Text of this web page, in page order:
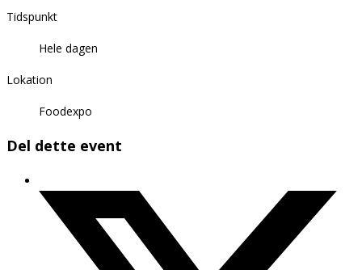
Tidspunkt
Hele dagen
Lokation
Foodexpo
Del dette event